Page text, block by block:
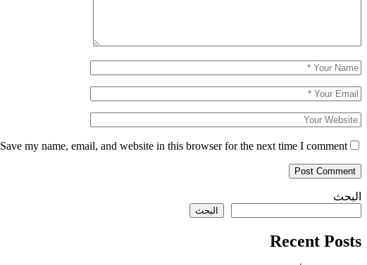
Save my name, email, and website in this browser for the next time I comment.
البحث
البحث
Recent Posts